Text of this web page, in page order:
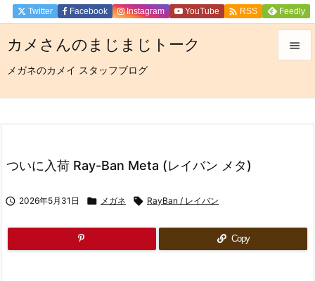
カメさんのまじまじトーク
メガネのカメイ スタッフブログ

サイド
Twitter Facebook Instagram YouTube  RSS Feedly
ついに入荷 Ray-Ban Meta (レイバン メタ)
 2026年5月31日  メガネ  RayBan / レイバン
Copy